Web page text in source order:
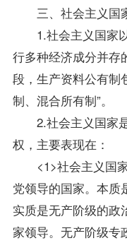
三、社会主义国
1.社会主义国家以
行多种经济成分并存
段，生产资料公有制
制、混合所有制”。
2.社会主义国家是
权，主要表现在：
<1>社会主义国家
党领导的国家。本质
实质是无产阶级的政
家领导。无产阶级专